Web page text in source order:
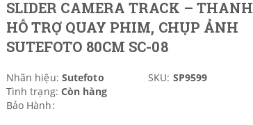
SLIDER CAMERA TRACK –
HỖ TRỢ QUAY PHIM, CHỤP ẢNH
SUTEFOTO 80CM SC-08
Nhãn hiệu: Sutefoto SKU: SP9599
Tình trạng: Còn hàng
Bảo Hành: